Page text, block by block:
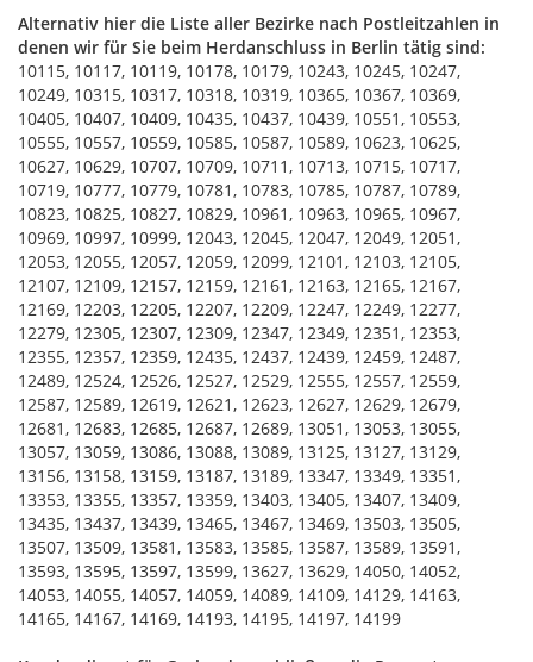
Alternativ hier die Liste aller Bezirke nach Postleitzahlen in
denen wir für Sie beim Herdanschluss in Berlin tätig sind:
10115, 10117, 10119, 10178, 10179, 10243, 10245, 10247,
10249, 10315, 10317, 10318, 10319, 10365, 10367, 10369,
10405, 10407, 10409, 10435, 10437, 10439, 10551, 10553,
10555, 10557, 10559, 10585, 10587, 10589, 10623, 10625,
10627, 10629, 10707, 10709, 10711, 10713, 10715, 10717,
10719, 10777, 10779, 10781, 10783, 10785, 10787, 10789,
10823, 10825, 10827, 10829, 10961, 10963, 10965, 10967,
10969, 10997, 10999, 12043, 12045, 12047, 12049, 12051,
12053, 12055, 12057, 12059, 12099, 12101, 12103, 12105,
12107, 12109, 12157, 12159, 12161, 12163, 12165, 12167,
12169, 12203, 12205, 12207, 12209, 12247, 12249, 12277,
12279, 12305, 12307, 12309, 12347, 12349, 12351, 12353,
12355, 12357, 12359, 12435, 12437, 12439, 12459, 12487,
12489, 12524, 12526, 12527, 12529, 12555, 12557, 12559,
12587, 12589, 12619, 12621, 12623, 12627, 12629, 12679,
12681, 12683, 12685, 12687, 12689, 13051, 13053, 13055,
13057, 13059, 13086, 13088, 13089, 13125, 13127, 13129,
13156, 13158, 13159, 13187, 13189, 13347, 13349, 13351,
13353, 13355, 13357, 13359, 13403, 13405, 13407, 13409,
13435, 13437, 13439, 13465, 13467, 13469, 13503, 13505,
13507, 13509, 13581, 13583, 13585, 13587, 13589, 13591,
13593, 13595, 13597, 13599, 13627, 13629, 14050, 14052,
14053, 14055, 14057, 14059, 14089, 14109, 14129, 14163,
14165, 14167, 14169, 14193, 14195, 14197, 14199